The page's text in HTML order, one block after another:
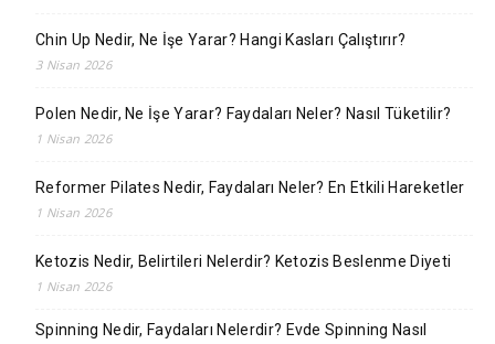
Chin Up Nedir, Ne İşe Yarar? Hangi Kasları Çalıştırır?
3 Nisan 2026
Polen Nedir, Ne İşe Yarar? Faydaları Neler? Nasıl Tüketilir?
1 Nisan 2026
Reformer Pilates Nedir, Faydaları Neler? En Etkili Hareketler
1 Nisan 2026
Ketozis Nedir, Belirtileri Nelerdir? Ketozis Beslenme Diyeti
1 Nisan 2026
Spinning Nedir, Faydaları Nelerdir? Evde Spinning Nasıl